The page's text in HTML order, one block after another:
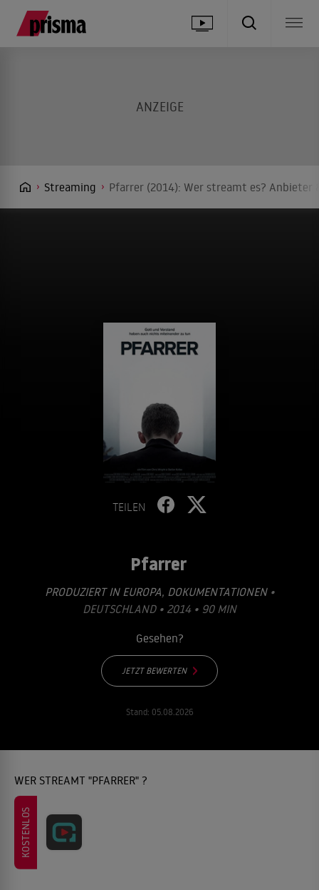
Streaming Pfarrer (2014): Wer streamt es? Anbieter
TEILEN
Pfarrer
PRODUZIERT IN EUROPA, DOKUMENTATIONEN•
DEUTSCHLAND • 2014 • 90 MIN
Gesehen?
JETZT BEWERTEN
Stand: 05.08.2026
WER STREAMT "PFARRER" ?
KOSTENLOS